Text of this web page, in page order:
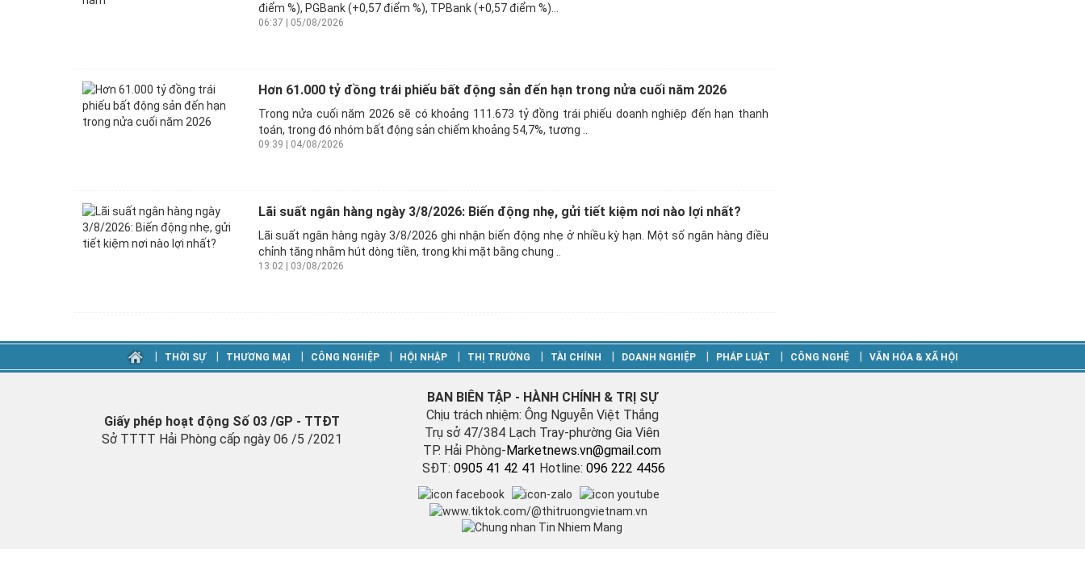
điểm %), PGBank (+0,57 điểm %), TPBank (+0,57 điểm %)...
06:37 | 05/08/2026
Hơn 61.000 tỷ đồng trái phiếu bất động sản đến hạn trong nửa cuối năm 2026
Trong nửa cuối năm 2026 sẽ có khoảng 111.673 tỷ đồng trái phiếu doanh nghiệp đến hạn thanh
toán, trong đó nhóm bất động sản chiếm khoảng 54,7%, tương ..
09:39 | 04/08/2026
Lãi suất ngân hàng ngày 3/8/2026: Biến động nhẹ, gửi tiết kiệm nơi nào lợi nhất?
Lãi suất ngân hàng ngày 3/8/2026 ghi nhận biến động nhẹ ở nhiều kỳ hạn. Một số ngân hàng điều
chỉnh tăng nhằm hút dòng tiền, trong khi mặt bằng chung ..
13:02 | 03/08/2026
‎| THỜI SỰ ‎| THƯƠNG MẠI ‎| CÔNG NGHIỆP ‎| HỘI NHẬP ‎| THỊ TRƯỜNG ‎| TÀI CHÍNH ‎| DOANH NGHIỆP ‎| PHÁP LUẬT ‎| CÔNG NGHỆ ‎| VĂN HÓA & XÃ HỘI
Giấy phép hoạt động Số 03 /GP - TTĐT
Sở TTTT Hải Phòng cấp ngày 06 /5 /2021
BAN BIÊN TẬP - HÀNH CHÍNH & TRỊ SỰ
Chịu trách nhiệm: Ông Nguyễn Việt Thắng
Trụ sở 47/384 Lạch Tray-phường Gia Viên
TP. Hải Phòng-Marketnews.vn@gmail.com
SĐT:0905 41 42 41 Hotline:096 222 4456